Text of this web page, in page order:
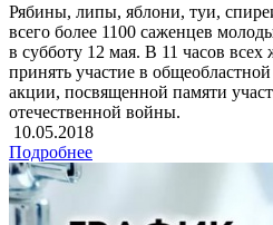
Рябины, липы, яблони, туи,
всего более 1100 саженцев
в субботу 12 мая. В 11 часов
принять участие в
акции, посвященной памяти
отечественной войны.
10.05.2018
Подробнее